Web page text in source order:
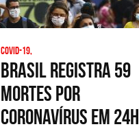
Covid-19,
Brasil registra 59
mortes por
coronavírus em 24h